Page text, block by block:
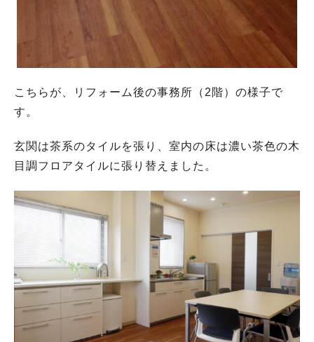
こちらが、リフォーム後の事務所（2階）の様子で
す。
玄関は茶系のタイルを張り、室内の床は濃い茶色の木
目調フロアタイルに張り替えました。